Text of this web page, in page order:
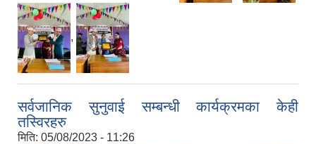
,
सर्वजानिक सुनुवाई सम्बन्धी कार्यक्रमका केही
तस्विरहरु
मिति: 05/08/2023 - 11:26